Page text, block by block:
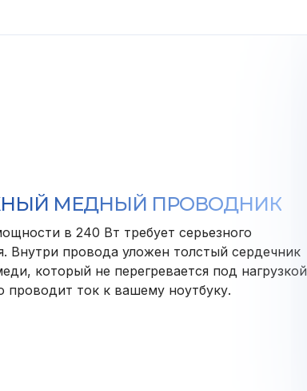
МЕДНЫЙ ПРОВОДНИК
в 240 Вт требует серьезного
Внутри провода уложен толстый сердечник
который не перегревается под нагрузкой
проводит ток к вашему ноутбуку.